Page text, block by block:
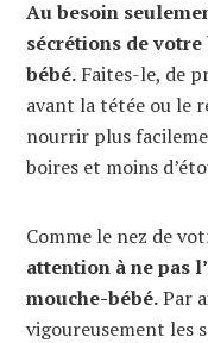
Au besoin
sécrétions de votre
bébé. Faites-le, de
avant la tétée ou le
nourrir plus
boires et moins
Comme le nez de
attention à ne pas
mouche-bébé.Par
vigoureusement les